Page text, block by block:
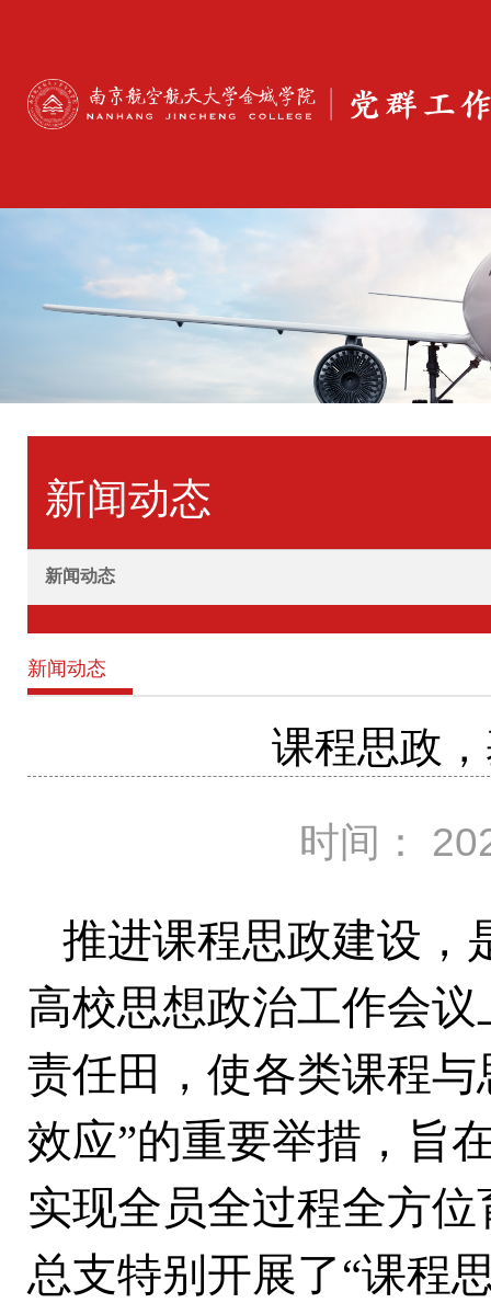
新闻动态
新闻动态
新闻动态
课程思政
时间：
推进课程思政建设 ，
高校思想政治工作会议
责任田，使各类课程
效应”的重要举措，旨
实现全员全过程全方位
总支特别开展了“课程